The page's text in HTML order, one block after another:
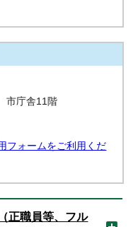
庁舎11階
フォームをご利用くだ
正職員等、フル